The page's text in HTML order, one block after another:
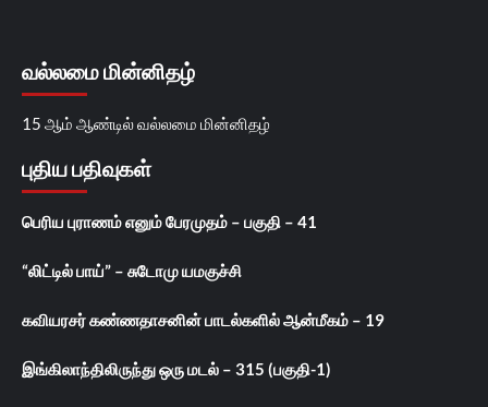
வல்லமை மின்னிதழ்
15 ஆம் ஆண்டில் வல்லமை மின்னிதழ்
புதிய பதிவுகள்
பெரிய புராணம் எனும் பேரமுதம் – பகுதி – 41
“லிட்டில் பாய்” – சுடோமு யமகுச்சி
கவியரசர் கண்ணதாசனின் பாடல்களில் ஆன்மீகம் – 19
இங்கிலாந்திலிருந்து ஒரு மடல் – 315 (பகுதி-1)